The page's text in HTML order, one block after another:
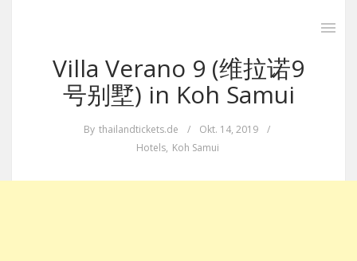
Villa Verano 9 (维拉诺9
号别墅) in Koh Samui
By thailandtickets.de / Okt. 14, 2019
/
Hotels, Koh Samui